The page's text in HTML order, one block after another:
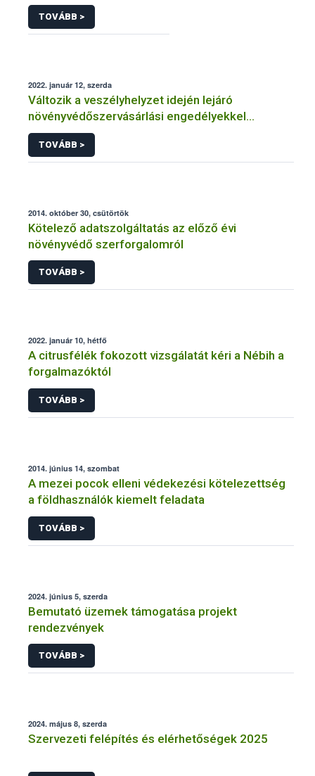
TOVÁBB >
2022. január 12, szerda
Változik a veszélyhelyzet idején lejáró
növényvédőszervásárlási engedélyekkel
kapcsolatos szabályozás
TOVÁBB >
2014. október 30, csütörtök
Kötelező adatszolgáltatás az előző évi
növényvédő szerforgalomról
TOVÁBB >
2022. január 10, hétfő
A citrusfélék fokozott vizsgálatát kéri a Nébih a
forgalmazóktól
TOVÁBB >
2014. június 14, szombat
A mezei pocok elleni védekezési kötelezettség
a földhasználók kiemelt feladata
TOVÁBB >
2024. június 5, szerda
Bemutató üzemek támogatása projekt
rendezvények
TOVÁBB >
2024. május 8, szerda
Szervezeti felépítés és elérhetőségek 2025